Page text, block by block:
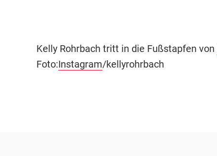
Kelly Rohrbach tritt in die Fußstapfen von
Foto:Instagram/kellyrohrbach